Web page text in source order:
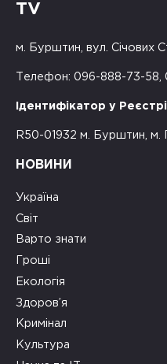
TV
м. Бурштин, вул. Січових
Телефон: 096-888-73-58,
Ідентифікатор у
R50-01932 м. Бурштин, м.
НОВИНИ
Україна
Світ
Варто знати
Гроші
Екологія
Здоров’я
Кримінал
Культура